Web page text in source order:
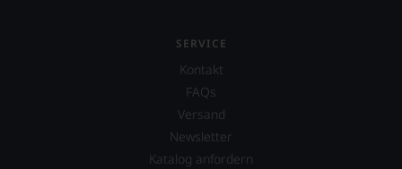
SERVICE
Kontakt
FAQs
Versand
Newsletter
Katalog anfordern